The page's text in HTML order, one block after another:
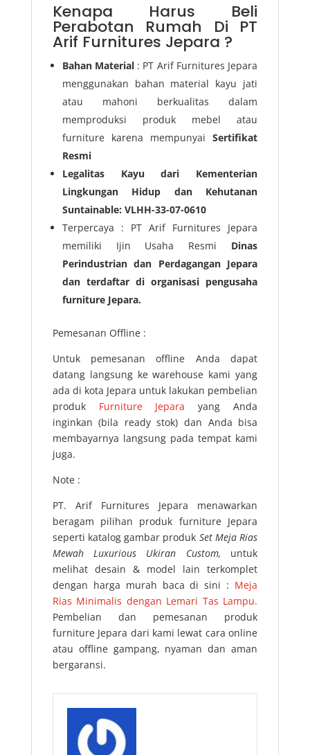
Kenapa Harus Beli
Perabotan Rumah Di PT
Arif Furnitures Jepara ?
Bahan Material : PT Arif Furnitures Jepara
menggunakan bahan material kayu jati
atau mahoni berkualitas dalam
memproduksi produk mebel atau
furniture karena mempunyaiSertifikat
Resmi
Legalitas Kayu dari Kementerian
Lingkungan Hidup dan Kehutanan
Suntainable: VLHH-33-07-0610
Terpercaya : PT Arif Furnitures Jepara
memiliki Ijin Usaha Resmi Dinas
Perindustrian dan Perdagangan Jepara
dan terdaftar di organisasi pengusaha
furniture Jepara.
Pemesanan Offline :
Untuk pemesanan offline Anda dapat
datang langsung ke warehouse kami yang
ada di kota Jepara untuk lakukan pembelian
produkFurniture Jepara yang Anda
inginkan (bila ready stok) dan Anda bisa
membayarnya langsung pada tempat kami
juga.
Note :
PT. Arif Furnitures Jepara menawarkan
beragam pilihan produk furniture Jepara
seperti katalog gambar produk Set Meja Rias
Mewah Luxurious Ukiran Custom, untuk
melihat desain & model lain terkomplet
dengan harga murah baca di sini : Meja
Rias Minimalis dengan Lemari Tas Lampu.
Pembelian dan pemesanan produk
furniture Jepara dari kami lewat cara online
atau offline gampang, nyaman dan aman
bergaransi.